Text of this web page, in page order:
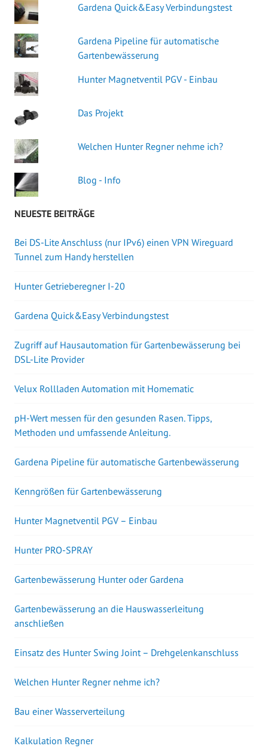
Gardena Quick&Easy Verbindungstest
Gardena Pipeline für automatische
Gartenbewässerung
Hunter Magnetventil PGV - Einbau
Das Projekt
Welchen Hunter Regner nehme ich?
Blog - Info
NEUESTE BEITRÄGE
Bei DS-Lite Anschluss (nur IPv6) einen VPN Wireguard
Tunnel zum Handy herstellen
Hunter Getrieberegner I-20
Gardena Quick&Easy Verbindungstest
Zugriff auf Hausautomation für Gartenbewässerung bei
DSL-Lite Provider
Velux Rollladen Automation mit Homematic
pH-Wert messen für den gesunden Rasen. Tipps,
Methoden und umfassende Anleitung.
Gardena Pipeline für automatische Gartenbewässerung
Kenngrößen für Gartenbewässerung
Hunter Magnetventil PGV – Einbau
Hunter PRO-SPRAY
Gartenbewässerung Hunter oder Gardena
Gartenbewässerung an die Hauswasserleitung
anschließen
Einsatz des Hunter Swing Joint – Drehgelenkanschluss
Welchen Hunter Regner nehme ich?
Bau einer Wasserverteilung
Kalkulation Regner